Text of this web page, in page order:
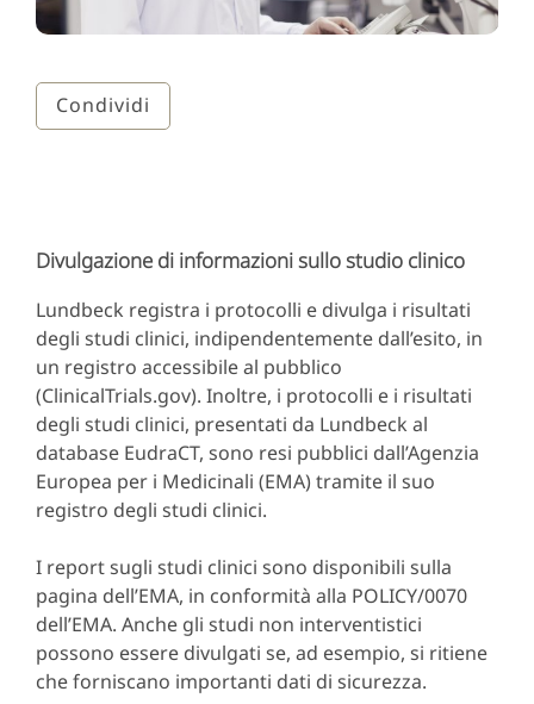
Condividi
Divulgazione di informazioni sullo studio clinico
Lundbeck registra i protocolli e divulga i risultati
degli studi clinici, indipendentemente dall’esito, in
un registro accessibile al pubblico
(ClinicalTrials.gov). Inoltre, i protocolli e i risultati
degli studi clinici, presentati da Lundbeck al
database EudraCT, sono resi pubblici dall’Agenzia
Europea per i Medicinali (EMA) tramite il suo
registro degli studi clinici.
I report sugli studi clinici sono disponibili sulla
pagina dell’EMA, in conformità alla POLICY/0070
dell’EMA. Anche gli studi non interventistici
possono essere divulgati se, ad esempio, si ritiene
che forniscano importanti dati di sicurezza.